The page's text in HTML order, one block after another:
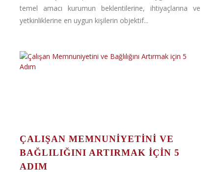
temel amacı kurumun beklentilerine, ihtiyaçlarına ve
yetkinliklerine en uygun kişilerin objektif...
ÇALIŞAN MEMNUNIYETINI VE
BAĞLILIĞINI ARTIRMAK IÇIN 5
ADIM